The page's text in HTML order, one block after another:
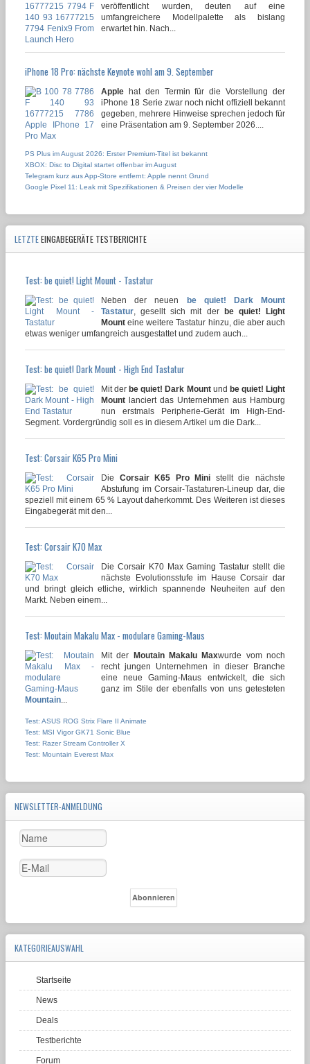
veröffentlicht wurden, deuten auf eine
umfangreichere Modellpalette als bislang
erwartet hin. Nach...
iPhone 18 Pro: nächste Keynote wohl am 9. September
Apple hat den Termin für die Vorstellung der
iPhone 18 Serie zwar noch nicht offiziell bekannt
gegeben, mehrere Hinweise sprechen jedoch für
eine Präsentation am 9. September 2026....
PS Plus im August 2026: Erster Premium-Titel ist bekannt
XBOX: Disc to Digital startet offenbar im August
Telegram kurz aus App-Store entfernt: Apple nennt Grund
Google Pixel 11: Leak mit Spezifikationen & Preisen der vier Modelle
LETZTEEINGABEGERÄTE TESTBERICHTE
Test: be quiet! Light Mount - Tastatur
Neben der neuen be quiet! Dark Mount
Tastatur , gesellt sich mit der be quiet! Light
Mount eine weitere Tastatur hinzu, die aber auch
etwas weniger umfangreich ausgestattet und zudem auch...
Test: be quiet! Dark Mount - High End Tastatur
Mit derbe quiet! Dark Mountund be quiet! Light
Mount lanciert das Unternehmen aus Hamburg
nun erstmals Peripherie-Gerät im High-End-
Segment. Vordergründig soll es in diesem Artikel um die Dark...
Test: Corsair K65 Pro Mini
Die Corsair K65 Pro Mini stellt die nächste
Abstufung im Corsair-Tastaturen-Lineup dar, die
speziell mit einem 65 % Layout daherkommt. Des Weiteren ist dieses
Eingabegerät mit den...
Test: Corsair K70 Max
Die Corsair K70 Max Gaming Tastatur stellt die
nächste Evolutionsstufe im Hause Corsair dar
und bringt gleich etliche, wirklich spannende Neuheiten auf den
Markt. Neben einem...
Test: Moutain Makalu Max - modulare Gaming-Maus
Mit der Moutain Makalu Maxwurde vom noch
recht jungen Unternehmen in dieser Branche
eine neue Gaming-Maus entwickelt, die sich
ganz im Stile der ebenfalls von uns getesteten
Mountain
Test: ASUS ROG Strix Flare II Animate
Test: MSI Vigor GK71 Sonic Blue
Test: Razer Stream Controller X
Test: Mountain Everest Max
NEWSLETTER-ANMELDUNG
KATEGORIEAUSWAHL
Startseite
News
Deals
Testberichte
Forum